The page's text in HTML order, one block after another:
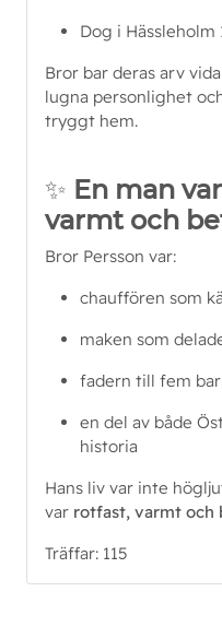
Dog i Hässleholm
Bror bar deras arv
lugna personlighet
tryggt hem.
✨ En man
varmt och
Bror Persson var:
chauffören som
maken som
fadern till fem
en del av både
historia
Hans liv var inte
var rotfast, varmt
Träffar: 115